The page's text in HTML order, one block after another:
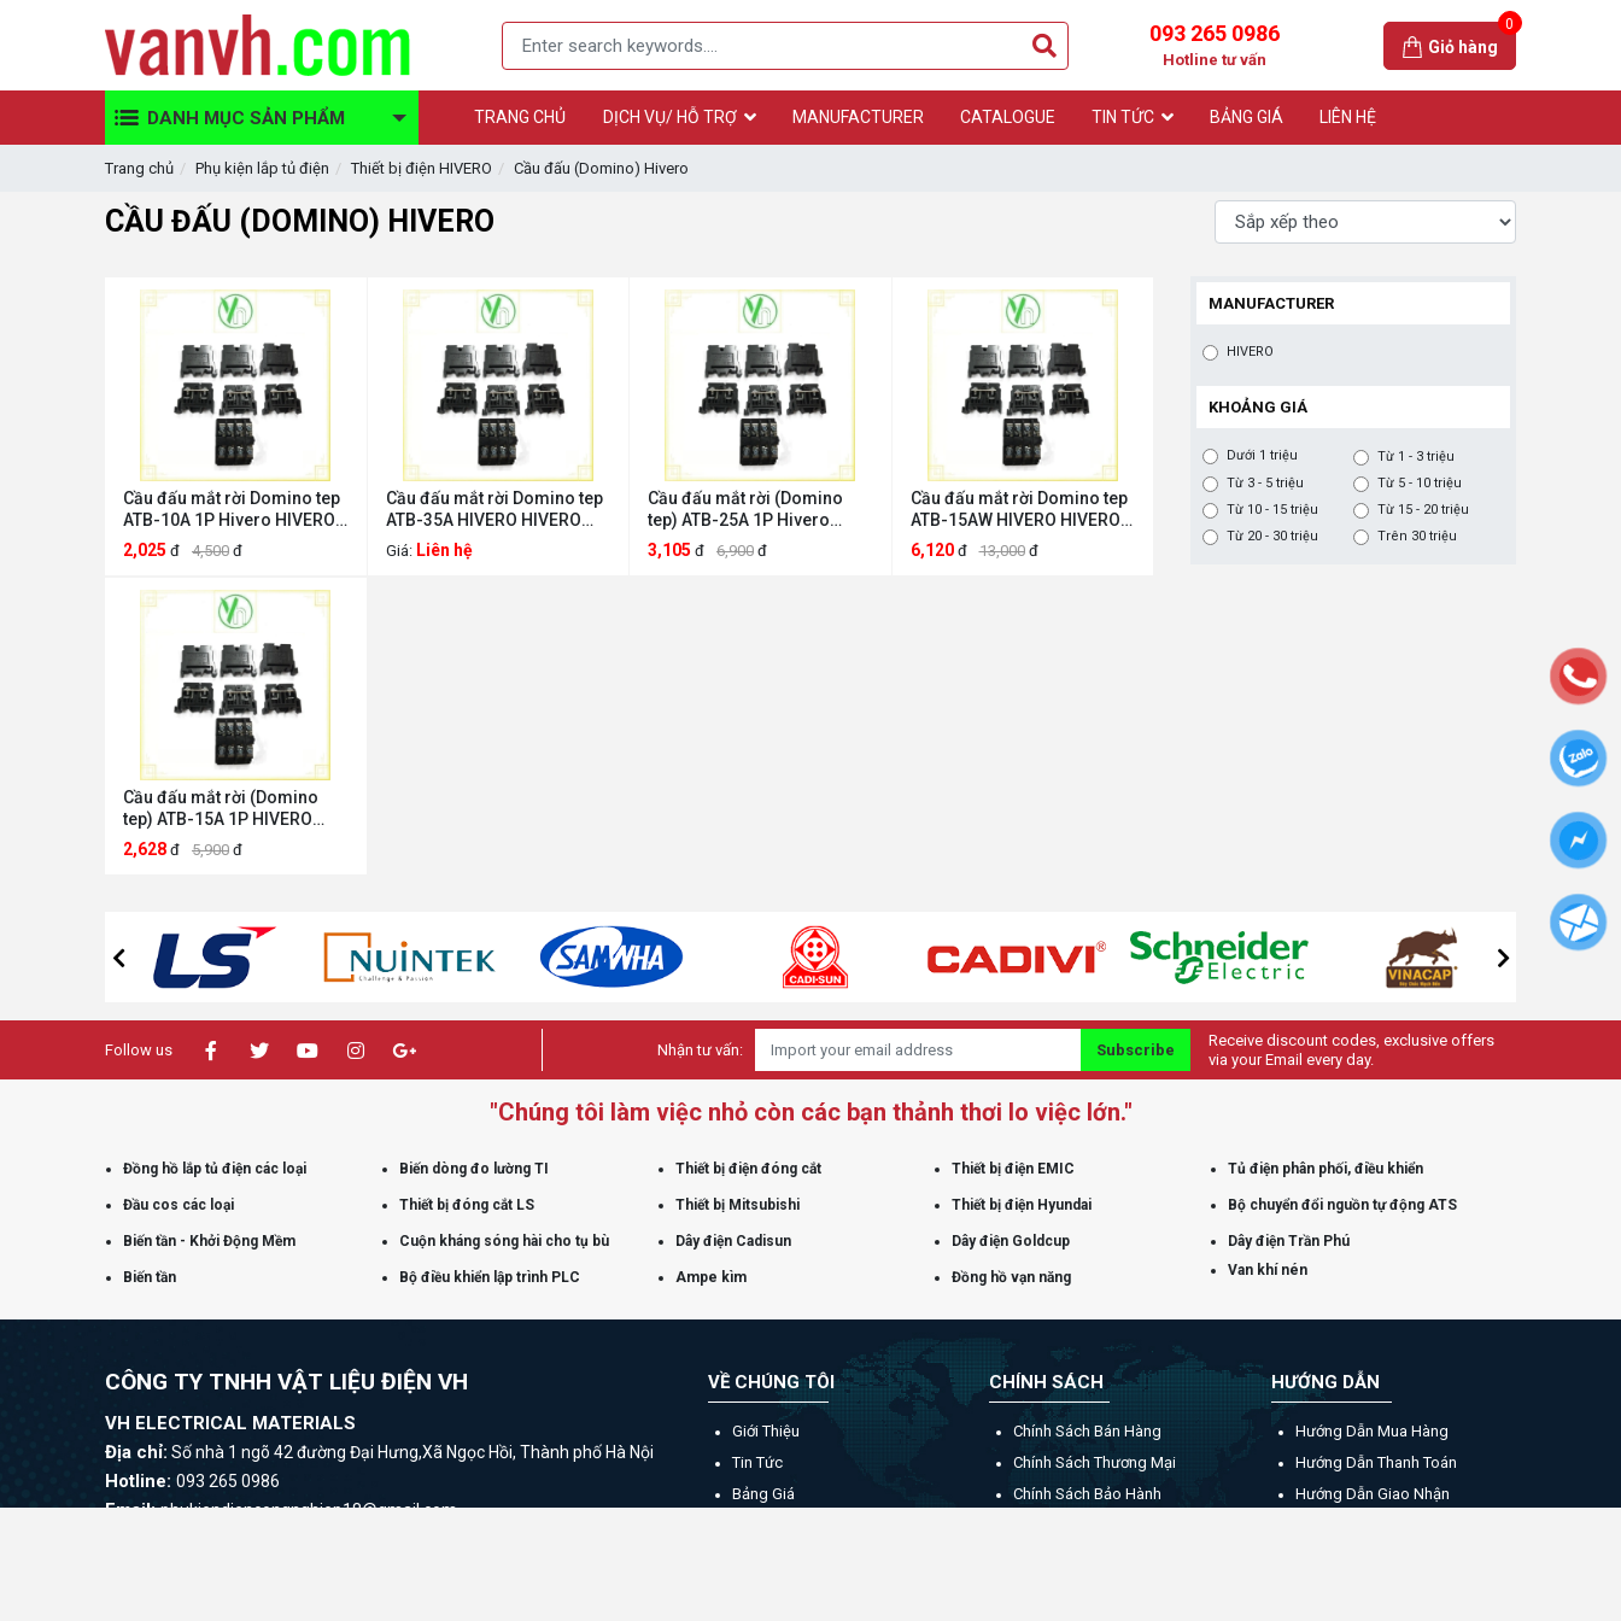
093 265 0986
Hotline tư vấn
0
Giỏ hàng
DANH MỤC SẢN PHẨM TRANG CHỦ DỊCH VỤ/ HỖ TRỢ MANUFACTURER CATALOGUE TIN TỨC BẢNG GIÁ LIÊN HỆ
Trang chủ Phụ kiện lắp tủ điện Thiết bị điện HIVERO Cầu đấu (Domino) Hivero
CẦU ĐẤU (DOMINO) HIVERO
Cầu đấu mắt rời Domino tep
ATB-10A 1P Hivero HIVERO
ATB-10A 1P Hivero
2,025 đ 4,500 đ
Cầu đấu mắt rời Domino tep
ATB-35A HIVERO HIVERO
ATB-35A
Giá: Liên hệ
Cầu đấu mắt rời (Domino
tep) ATB-25A 1P Hivero
HIVERO ATB-25A 1P Hivero
3,105 đ 6,900 đ
Cầu đấu mắt rời Domino tep
ATB-15AW HIVERO HIVERO
ATB-15AW
6,120 đ 13,000 đ
Cầu đấu mắt rời (Domino
tep) ATB-15A 1P HIVERO
HIVERO ATB-15A 1P
2,628 đ 5,900 đ
MANUFACTURER
HIVERO
KHOẢNG GIÁ
Dưới 1 triệu
Từ 1 - 3 triệu
Từ 3 - 5 triệu
Từ 5 - 10 triệu
Từ 10 - 15 triệu
Từ 15 - 20 triệu
Từ 20 - 30 triệu
Trên 30 triệu
Follow us Nhận tư vấn: Subscribe
Receive discount codes, exclusive offers
via your Email every day.
"Chúng tôi làm việc nhỏ còn các bạn thảnh thơi lo việc lớn."
Đồng hồ lắp tủ điện các loại Biến dòng đo lường TI Thiết bị điện đóng cắt Thiết bị điện EMIC Tủ điện phân phối, điều khiển
Đầu cos các loại Thiết bị đóng cắt LS Thiết bị Mitsubishi Thiết bị điện Hyundai Bộ chuyển đổi nguồn tự động ATS
Biến tần - Khởi Động Mềm Cuộn kháng sóng hài cho tụ bù Dây điện Cadisun Dây điện Goldcup Dây điện Trần Phú
Biến tần Bộ điều khiển lập trình PLC Ampe kìm Đồng hồ vạn năng Van khí nén
CÔNG TY TNHH VẬT LIỆU ĐIỆN VH
VH ELECTRICAL MATERIALS
Địa chỉ: Số nhà 1 ngõ 42 đường Đại Hưng,Xã Ngọc Hồi, Thành phố Hà Nội
Hotline: 093 265 0986
Email:phukiendiencongnghiep18@gmail.com
VỀ CHÚNG TÔI
Giới Thiệu
Tin Tức
Bảng Giá
CHÍNH SÁCH
Chính Sách Bán Hàng
Chính Sách Thương Mại
Chính Sách Bảo Hành
HƯỚNG DẪN
Hướng Dẫn Mua Hàng
Hướng Dẫn Thanh Toán
Hướng Dẫn Giao Nhận